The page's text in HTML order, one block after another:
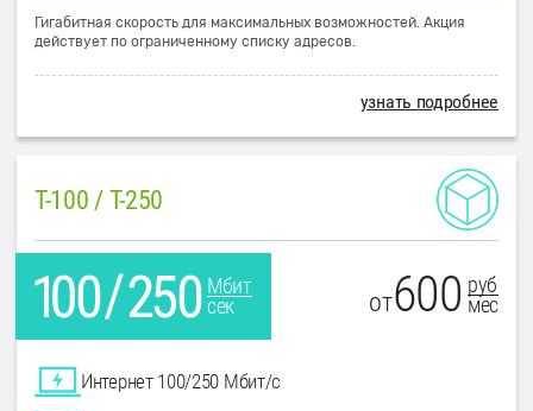
Гигабитная скорость для максимальных возможностей. Акция
действует по ограниченному списку адресов.
узнать подробнее
T-100 / T-250
Мбит
сек
от600 руб
мес
Интернет 100/250 Мбит/с